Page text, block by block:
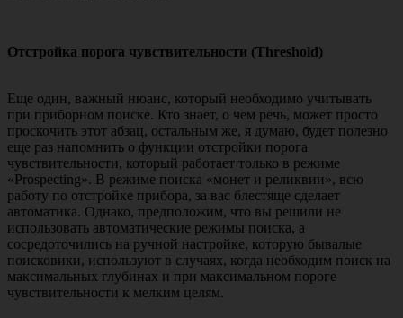
Отстройка порога чувствительности (Threshold)
Еще один, важный нюанс, который необходимо учитывать
при приборном поиске. Кто знает, о чем речь, может просто
проскочить этот абзац, остальным же, я думаю, будет полезно
еще раз напомнить о функции отстройки порога
чувствительности, который работает только в режиме
«Prospecting». В режиме поиска «монет и реликвии», всю
работу по отстройке прибора, за вас блестяще сделает
автоматика. Однако, предположим, что вы решили не
использовать автоматические режимы поиска, а
сосредоточились на ручной настройке, которую бывалые
поисковики, используют в случаях, когда необходим поиск на
максимальных глубинах и при максимальном пороге
чувствительности к мелким целям.